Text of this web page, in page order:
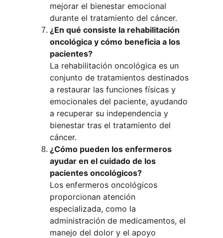
mejorar el bienestar emocional
durante el tratamiento del cáncer.
¿En qué consiste la rehabilitación
oncológica y cómo beneficia a los
pacientes?
La rehabilitación oncológica es un
conjunto de tratamientos destinados
a restaurar las funciones físicas y
emocionales del paciente, ayudando
a recuperar su independencia y
bienestar tras el tratamiento del
cáncer.
¿Cómo pueden los enfermeros
ayudar en el cuidado de los
pacientes oncológicos?
Los enfermeros oncológicos
proporcionan atención
especializada, como la
administración de medicamentos, el
manejo del dolor y el apoyo